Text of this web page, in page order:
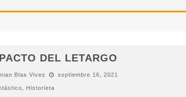
DEL LETARGO
Blas Vives septiembre 16, 2021
Historieta